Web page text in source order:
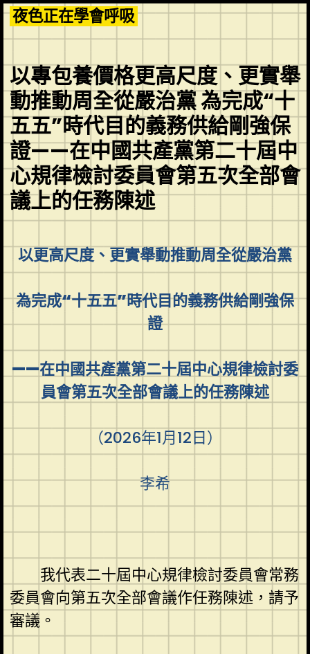
Skip
to
content
夜色正在學會呼吸
以專包養價格更高尺度、更實舉
動推動周全從嚴治黨 為完成“十
五五”時代目的義務供給剛強保
證——在中國共產黨第二十屆中
心規律檢討委員會第五次全部會
議上的任務陳述
以更高尺度、更實舉動推動周全從嚴治黨
為完成“十五五”時代目的義務供給剛強保
證
——在中國共產黨第二十屆中心規律檢討委
員會第五次全部會議上的任務陳述
（2026年1月12日）
李希
我代表二十屆中心規律檢討委員會常務
委員會向第五次全部會議作任務陳述，請予
審議。